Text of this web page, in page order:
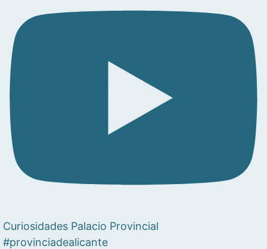
Curiosidades Palacio Provincial
#provinciadealicante